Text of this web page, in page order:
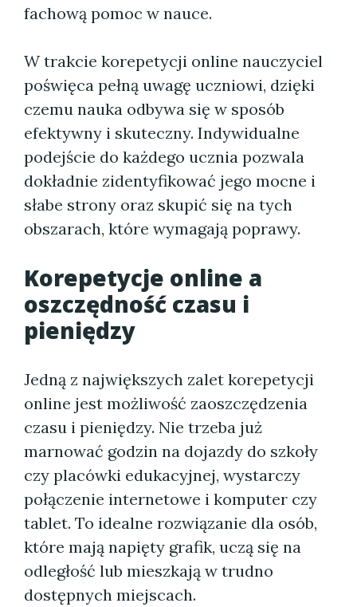
fachową pomoc w nauce.
W trakcie korepetycji online nauczyciel
poświęca pełną uwagę uczniowi, dzięki
czemu nauka odbywa się w sposób
efektywny i skuteczny. Indywidualne
podejście do każdego ucznia pozwala
dokładnie zidentyfikować jego mocne i
słabe strony oraz skupić się na tych
obszarach, które wymagają poprawy.
Korepetycje online a
oszczędność czasu i
pieniędzy
Jedną z największych zalet korepetycji
online jest możliwość zaoszczędzenia
czasu i pieniędzy. Nie trzeba już
marnować godzin na dojazdy do szkoły
czy placówki edukacyjnej, wystarczy
połączenie internetowe i komputer czy
tablet. To idealne rozwiązanie dla osób,
które mają napięty grafik, uczą się na
odległość lub mieszkają w trudno
dostępnych miejscach.